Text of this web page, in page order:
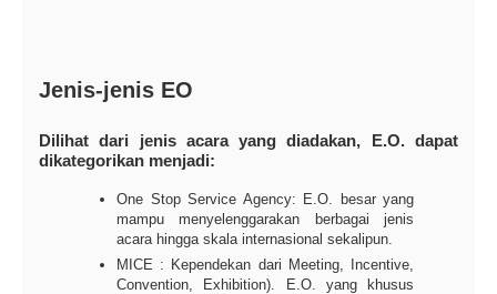
Jenis-jenis EO
Dilihat dari jenis acara yang diadakan, E.O. dapat
dikategorikan menjadi:
One Stop Service Agency: E.O. besar yang
mampu menyelenggarakan berbagai jenis
acara hingga skala internasional sekalipun.
MICE : Kependekan dari Meeting, Incentive,
Convention, Exhibition). E.O. yang khusus